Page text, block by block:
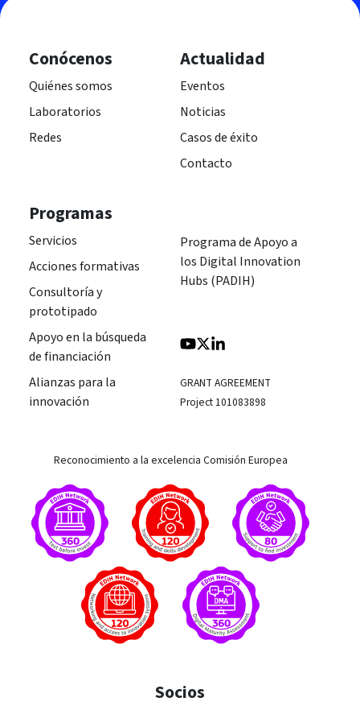
Conócenos
Quiénes somos
Laboratorios
Redes
Actualidad
Eventos
Noticias
Casos de éxito
Contacto
Programas
Servicios
Acciones formativas
Consultoría y
prototipado
Apoyo en la búsqueda
de financiación
Alianzas para la
innovación
Programa de Apoyo a
los Digital Innovation
Hubs (PADIH)
GRANT AGREEMENT
Project 101083898
Reconocimiento a la excelencia Comisión Europea
Socios